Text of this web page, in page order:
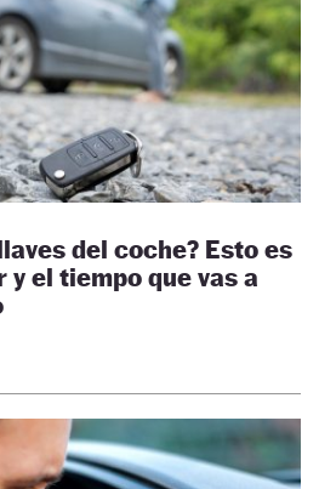
del coche? Esto es
y el tiempo que vas a